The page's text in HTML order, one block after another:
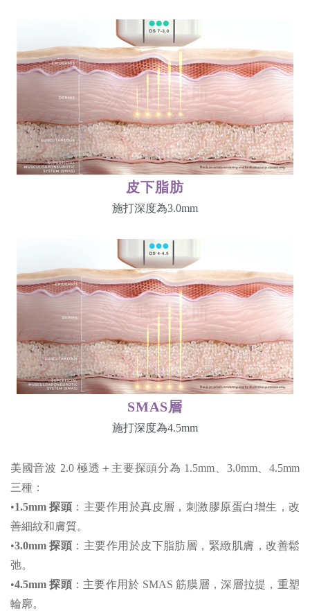
皮下脂肪
施打深度為3.0mm
SMAS層
施打深度為4.5mm
美國音波 2.0 極透＋主要探頭分為 1.5mm、3.0mm、4.5mm
三種：
•1.5mm 探頭 ：主要作用於真皮層，刺激膠原蛋白增生，改
善細紋和膚質。
•3.0mm 探頭 ：主要作用於皮下脂肪層，緊緻肌膚，改善鬆
弛。
•4.5mm 探頭：主要作用於 SMAS 筋膜層，深層拉提，重塑
輪廓。